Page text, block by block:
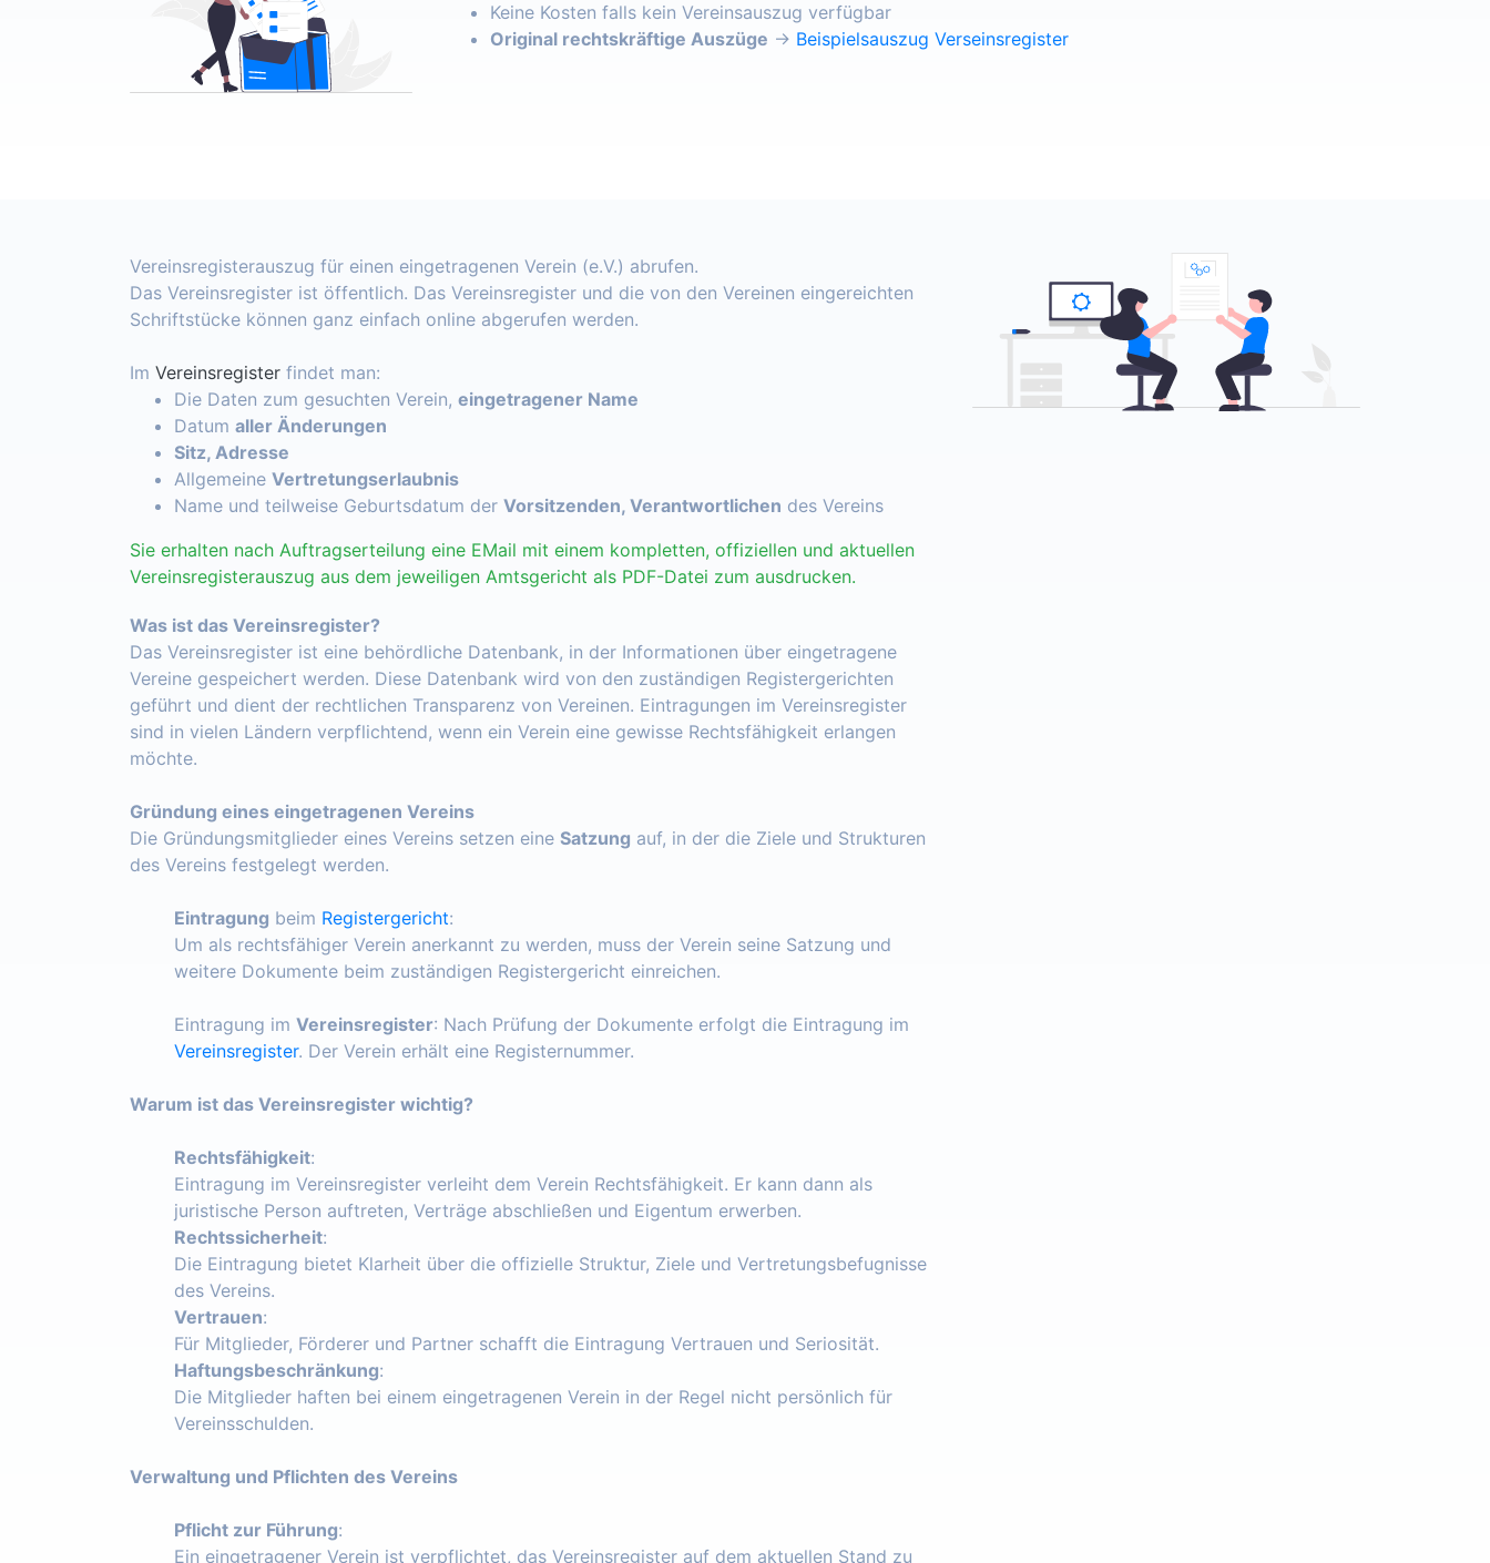
Keine Kosten falls kein Vereinsauszug verfügbar
Original rechtskräftige Auszüge → Beispielsauszug Verseinsregister
Vereinsregisterauszug für einen eingetragenen Verein (e.V.) abrufen.
Das Vereinsregister ist öffentlich. Das Vereinsregister und die von den Vereinen eingereichten
Schriftstücke können ganz einfach online abgerufen werden.
Im Vereinsregister findet man:
Die Daten zum gesuchten Verein, eingetragener Name
Datum aller Änderungen
Sitz, Adresse
Allgemeine Vertretungserlaubnis
Name und teilweise Geburtsdatum der Vorsitzenden, Verantwortlichen des Vereins
Sie erhalten nach Auftragserteilung eine EMail mit einem kompletten, offiziellen und aktuellen
Vereinsregisterauszug aus dem jeweiligen Amtsgericht als PDF-Datei zum ausdrucken.
Was ist das Vereinsregister?
Das Vereinsregister ist eine behördliche Datenbank, in der Informationen über eingetragene
Vereine gespeichert werden. Diese Datenbank wird von den zuständigen Registergerichten
geführt und dient der rechtlichen Transparenz von Vereinen. Eintragungen im Vereinsregister
sind in vielen Ländern verpflichtend, wenn ein Verein eine gewisse Rechtsfähigkeit erlangen
möchte.
Gründung eines eingetragenen Vereins
Die Gründungsmitglieder eines Vereins setzen eine Satzung auf, in der die Ziele und Strukturen
des Vereins festgelegt werden.
Eintragung beim Registergericht:
Um als rechtsfähiger Verein anerkannt zu werden, muss der Verein seine Satzung und
weitere Dokumente beim zuständigen Registergericht einreichen.
Eintragung im Vereinsregister: Nach Prüfung der Dokumente erfolgt die Eintragung im
Vereinsregister. Der Verein erhält eine Registernummer.
Warum ist das Vereinsregister wichtig?
Rechtsfähigkeit:
Eintragung im Vereinsregister verleiht dem Verein Rechtsfähigkeit. Er kann dann als
juristische Person auftreten, Verträge abschließen und Eigentum erwerben.
Rechtssicherheit:
Die Eintragung bietet Klarheit über die offizielle Struktur, Ziele und Vertretungsbefugnisse
des Vereins.
Vertrauen:
Für Mitglieder, Förderer und Partner schafft die Eintragung Vertrauen und Seriosität.
Haftungsbeschränkung:
Die Mitglieder haften bei einem eingetragenen Verein in der Regel nicht persönlich für
Vereinsschulden.
Verwaltung und Pflichten des Vereins
Pflicht zur Führung:
Ein eingetragener Verein ist verpflichtet, das Vereinsregister auf dem aktuellen Stand zu